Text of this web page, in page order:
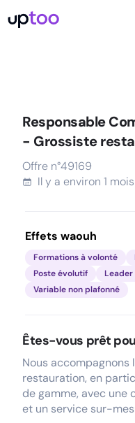
Responsable
- Grossiste
Offre n°49169
Il y a environ 1 mois
Effets waouh
Formations à volonté
Poste évolutif
Leader
Variable non plafonné
Êtes-vous prêt
Nous accompagnons
restauration, en
de gamme, avec
et un service sur-